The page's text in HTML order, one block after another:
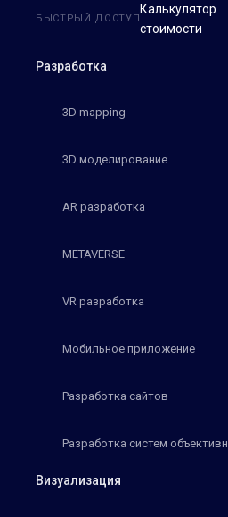
Разработка
3D mapping
3D моделирование
AR разработка
METAVERSE
VR разработка
Мобильное приложение
Разработка сайтов
Разработка систем
Визуализация
БЫСТРЫЙ ДОСТУП
Калькулятор
стоимости